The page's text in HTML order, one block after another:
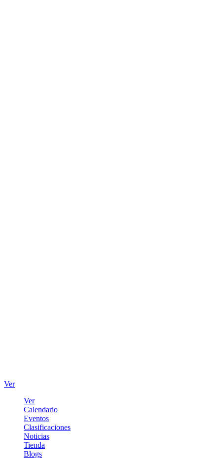
Ver
Ver
Calendario
Eventos
Clasificaciones
Noticias
Tienda
Blogs